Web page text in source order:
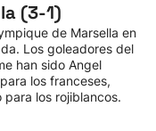
(3-1)
de Marsella en
Los goleadores del
han sido Angel
los franceses,
los rojiblancos.